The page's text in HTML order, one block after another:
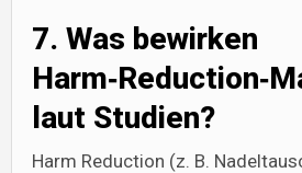
7. Was bewirken
laut Studien?
Harm Reduction (z. B.